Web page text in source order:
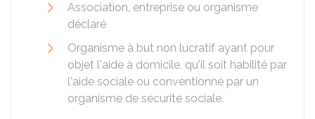
Association, entreprise ou organisme
déclaré
Organisme à but non lucratif ayant pour
objet l'aide à domicile, qu'il soit habilité par
l'aide sociale ou conventionné par un
organisme de sécurité sociale.